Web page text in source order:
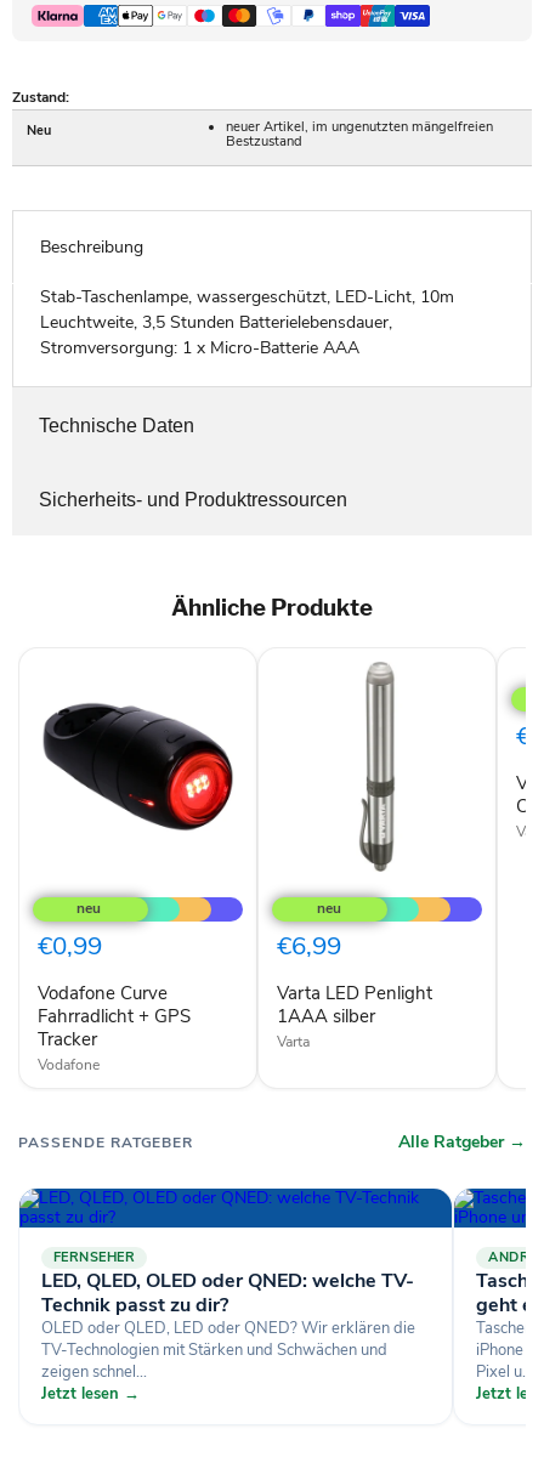
Zustand:
Neu
neuer Artikel, im ungenutzten mängelfreien
Bestzustand
Beschreibung
Stab-Taschenlampe, wassergeschützt, LED-Licht, 10m
Leuchtweite, 3,5 Stunden Batterielebensdauer,
Stromversorgung: 1 x Micro-Batterie AAA
Technische Daten
Sicherheits- und Produktressourcen
Ähnliche Produkte
Curve
Fahrradlicht
+
GPS
€0,99
Vodafone Curve
Fahrradlicht + GPS
Tracker
Vodafone
LED
Penlight
1AAA
silber
€6,99
Varta LED Penlight
1AAA silber
Varta
Day
Key
PASSENDE RATGEBER Alle Ratgeber →
FERNSEHER
LED, QLED, OLED oder QNED: welche TV-
Technik passt zu dir?
OLED oder QLED, LED oder QNED? Wir erklären die
TV-Technologien mit Stärken und Schwächen und
zeigen schnel...
Jetzt lesen →
geht
iPhone
Pixel u...
Jetzt